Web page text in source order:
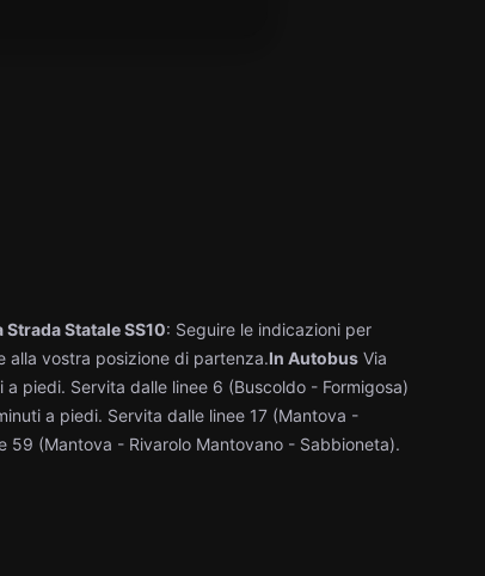
Statale SS10: Seguire le indicazioni per
alla vostra posizione di partenza.​In Autobus Via
a piedi. Servita dalle linee 6 (Buscoldo - Formigosa)
a piedi. Servita dalle linee 17 (Mantova -
(Mantova - Rivarolo Mantovano - Sabbioneta).